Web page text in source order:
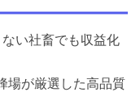
ない社畜でも収益化
場が厳選した高品質